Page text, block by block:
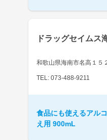
ドラッグセイムス
和歌山県海南市名高１５
TEL: 073-488-9211
食品にも使えるアル
え用 900mL